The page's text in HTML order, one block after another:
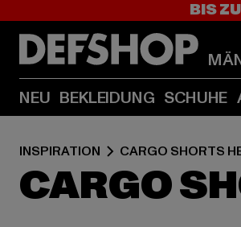
BIS
NEU BEKLEIDUNG SCHUHE
INSPIRATION CARGO SHORTS
CARGO